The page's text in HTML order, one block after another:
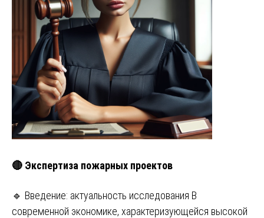
🔴 Экспертиза пожарных проектов
🔹 Введение: актуальность исследования В
современной экономике, характеризующейся высокой